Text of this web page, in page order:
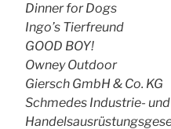
Dinner for Dogs
Ingo’s Tierfreund
GOOD BOY!
Owney Outdoor
Giersch GmbH & Co. KG
Schmedes Industrie- und